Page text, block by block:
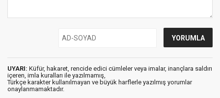
UYARI: Küfür, hakaret, rencide edici cümleler veya imalar, inançlara saldırı
içeren, imla kuralları ile yazılmamış,
Türkçe karakter kullanılmayan ve büyük harflerle yazılmış yorumlar
onaylanmamaktadır.